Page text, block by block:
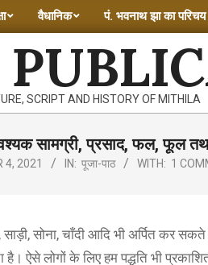
वैधानिक पं. भवनाथ झा का परिचय
SCRIPT AND HISTORY OF MITHILA
सामग्री, प्रसाद, फल, फूल
4, 2021 IN: पूजा-पाठ WITH: 1
सोना, चाँदी आदि भी अर्पित कर सकते
ऐसे लोगों के लिए हम पद्धति भी